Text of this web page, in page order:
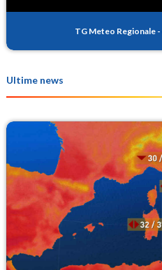
TG Meteo Regionale -
Ultime news